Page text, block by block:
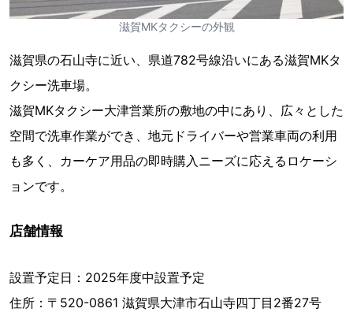
滋賀MKタクシーの外観
滋賀県の石山寺に近い、県道782号線沿いにある滋賀MKタ
クシー洗車場。
滋賀MKタクシー大津営業所の敷地の中にあり、広々とした
空間で洗車作業ができ、地元ドライバーや営業車両の利用
も多く、カーケア用品の即時購入ニーズに応えるロケーシ
ョンです。
店舗情報
設置予定日：2025年度中設置予定
住所：〒520-0861 滋賀県大津市石山寺四丁目2番27号